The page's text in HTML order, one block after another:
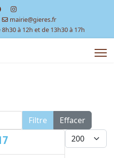
mairie@gieres.fr
à 12h et de 13h30 à 17h
Filtre
Effacer
Afficher #